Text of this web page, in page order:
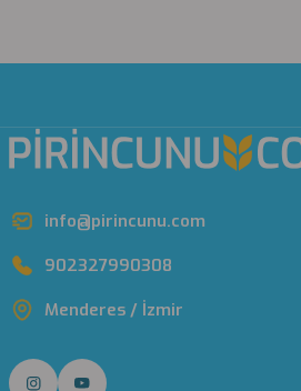
info@pirincunu.com
902327990308
Menderes / İzmir